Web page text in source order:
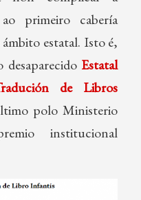
primeiro cabería
estatal. Isto é,
desaparecido Estatal
de Libros
polo Ministerio
institucional